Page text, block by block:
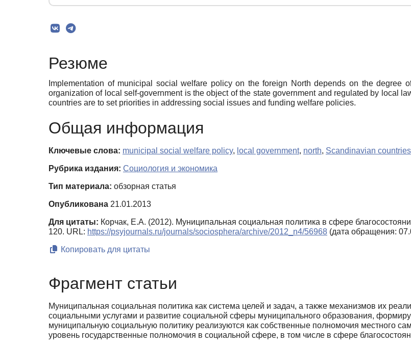
Резюме
Implementation of municipal social welfare policy on the foreign North depends on the degree
organization of local self-government is the object of the state government and regulated by local
countries are to set priorities in addressing social issues and funding welfare policies.
Общая информация
Ключевые слова: municipal social welfare policy, local government, north, Scandinavian countries
Рубрика издания: Социология и экономика
Тип материала: обзорная статья
Опубликована 21.01.2013
Для цитаты: Корчак, Е.А. (2012). Муниципальная социальная политика в сфере
120. URL: https://psyjournals.ru/journals/sociosphera/archive/2012_n4/56968 (дата обращения:
Копировать для цитаты
Фрагмент статьи
Муниципальная социальная политика как система целей и задач, а также механизмов их
социальными услугами и развитие социальной сферы муниципального образования,
муниципальную социальную политику реализуются как собственные полномочия местного
уровень государственные полномочия в социальной сфере, в том числе в сфере